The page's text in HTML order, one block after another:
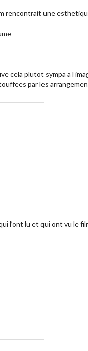
rencontrait une
cela plutot sympa a l
par les
l’ont lu et qui ont vu le